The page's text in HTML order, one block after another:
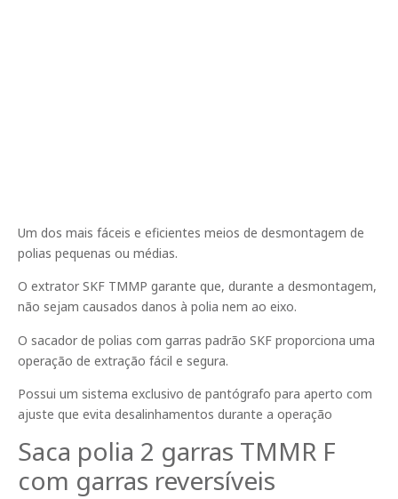
Um dos mais fáceis e eficientes meios de desmontagem de
polias pequenas ou médias.
O extrator SKF TMMP garante que, durante a desmontagem,
não sejam causados danos à polia nem ao eixo.
O sacador de polias com garras padrão SKF proporciona uma
operação de extração fácil e segura.
Possui um sistema exclusivo de pantógrafo para aperto com
ajuste que evita desalinhamentos durante a operação
Saca polia 2 garras TMMR F
com garras reversíveis